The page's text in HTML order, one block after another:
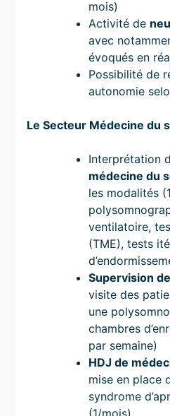
mois)
Activité de
avec
évoqués en
Possibilité de
autonomie
Le Secteur Médecine du
Interprétation
médecine du
les modalités
ventilatoire,
(TME), tests
Supervision
visite des
une
chambres
par semaine)
HDJ de
mise en place
syndrome
(1/mois)